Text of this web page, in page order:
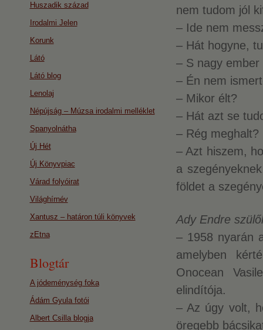
nem tudom jól
– Ide nem
– Hát hogyne,
– S nagy ember
– Én nem
– Mikor élt?
– Hát azt se
– Rég meghalt?
– Azt hiszem,
a
földet a
Ady Endre
– 1958 nyarán
amelyben
Onocean
elindítója.
– Az úgy volt,
öregebb
Huszadik század
Irodalmi Jelen
Korunk
Látó
Látó blog
Lenolaj
Népújság – Múzsa irodalmi melléklet
Spanyolnátha
Új Hét
Új Könyvpiac
Várad folyóirat
Világhírnév
Xantusz – határon túli könyvek
zEtna
Blogtár
A jódeménység foka
Ádám Gyula fotói
Albert Csilla blogja